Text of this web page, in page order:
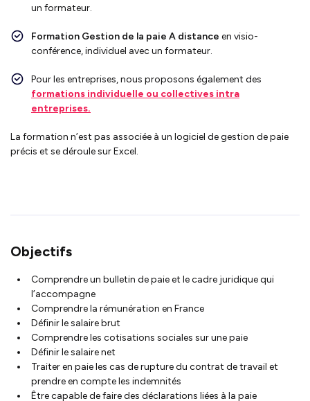
un formateur.
Formation Gestion de la paie A distance en visio-
conférence, individuel avec un formateur.
Pour les entreprises, nous proposons également des
formations individuelle ou collectives intra
entreprises.
La formation n’est pas associée à un logiciel de gestion de paie
précis et se déroule sur Excel.
Objectifs
Comprendre un bulletin de paie et le cadre juridique qui
l’accompagne
Comprendre la rémunération en France
Définir le salaire brut
Comprendre les cotisations sociales sur une paie
Définir le salaire net
Traiter en paie les cas de rupture du contrat de travail et
prendre en compte les indemnités
Être capable de faire des déclarations liées à la paie